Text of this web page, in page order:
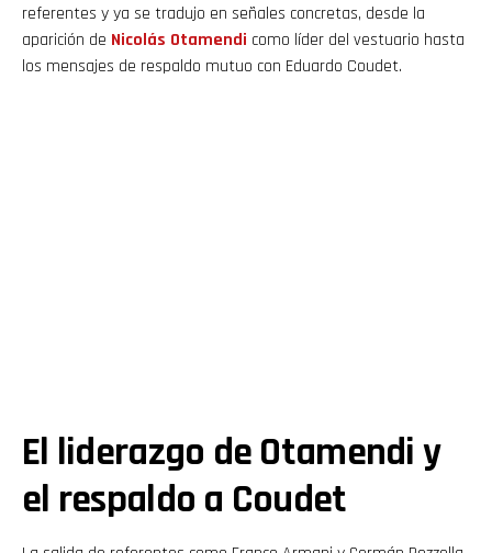
referentes y ya se tradujo en señales concretas, desde la
aparición de Nicolás Otamendi como líder del vestuario hasta
los mensajes de respaldo mutuo con Eduardo Coudet.
El liderazgo de Otamendi y
el respaldo a Coudet